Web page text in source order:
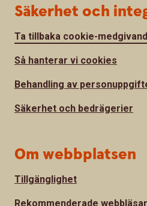
Säkerhet och
Ta tillbaka cookie-
Så hanterar vi cookies
Behandling av
Säkerhet och bedrägerier
Om webbplatsen
Tillgänglighet
Rekommenderade